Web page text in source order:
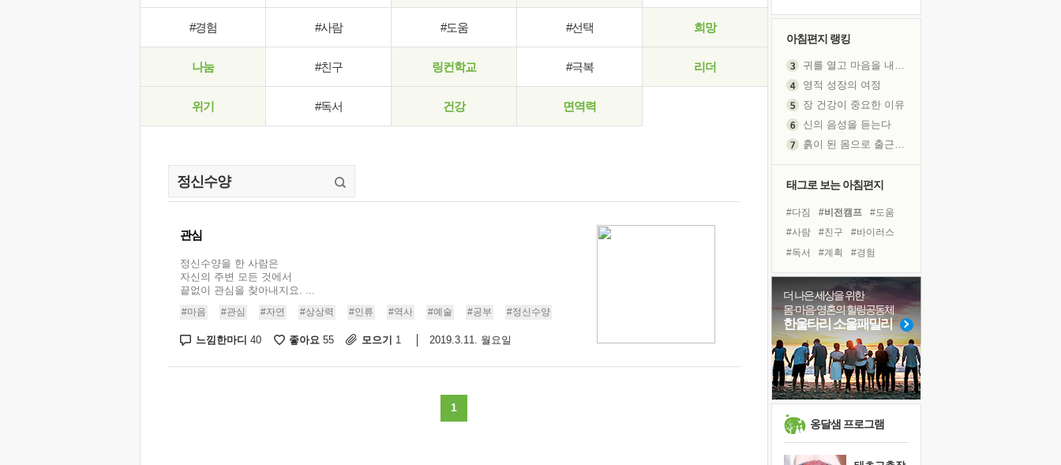
#경험 #사람 #도움 #선택 희망
나눔 #친구 링컨학교 #극복 리더
위기 #독서 건강 면역력
관심
정신수양을 한 사람은
자신의 주변 모든 것에서
끝없이 관심을 찾아내지요. ...
#마음 #관심 #자연 #상상력 #인류 #역사 #예술 #공부 #정신수양
느낌한마디 40 좋아요 55 모으기 1 2019.3.11. 월요일
1
아침편지 랭킹
귀를 열고 마음을 내어주고
영적 성장의 여정
장 건강이 중요한 이유
신의 음성을 듣는다
흙이 된 몸으로 출근하는 여자
졸업식 사진을 보며
아픈 아버지를 위한 공간 설계
극심한 변비, 어깨결림, 수면 장애
보고 싶은 어머니
유년 시절의 부산 영도 바다
못된 꼰대들
거울 속의 나
희망이란
'모른다'는 것
태그로 보는 아침편지
#다짐 #비전캠프
#도움
#사람
#친구
#바이러스
#독서
#계획
#경험
#힐링
#아이들
#명상
#면역력
#리더
#삶
#극복
#선택
#나눔
#위기
#건강
#희망
#독서캠프
더 나은 세상을 위한
몸·마음·영혼의 힐링공동체
한울타리 소울패밀리
옹달샘 프로그램